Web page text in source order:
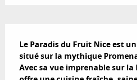
Le Paradis du Fruit Nice est
situé sur la mythique
Avec sa vue imprenable sur